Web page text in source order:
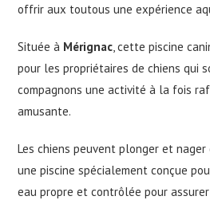
offrir aux toutous une expérience
Située à Mérignac , cette piscine
pour les propriétaires de chiens qui
compagnons une activité à la fois
amusante.
Les chiens peuvent plonger et
une piscine spécialement conçue
eau propre et contrôlée pour